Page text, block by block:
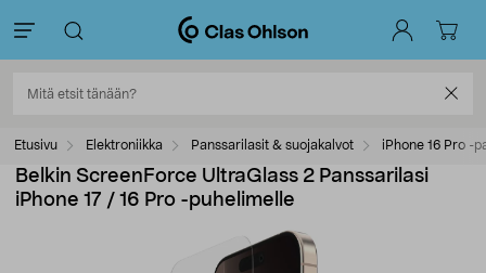
Etusivu Elektroniikka Panssarilasit & suojakalvot iPhone 16 Pro -
Belkin ScreenForce UltraGlass 2 Panssarilasi
iPhone 17 / 16 Pro -puhelimelle